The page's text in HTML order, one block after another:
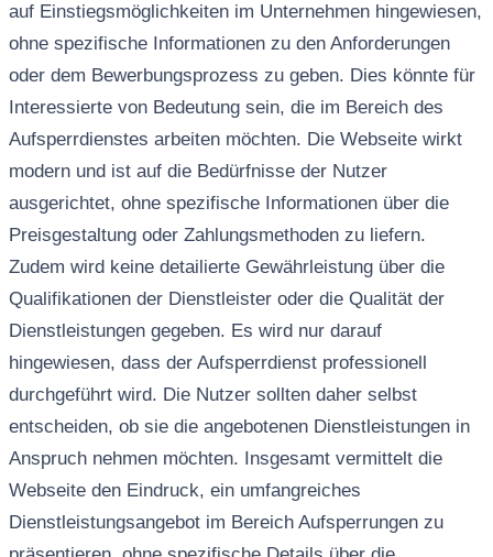
auf Einstiegsmöglichkeiten im Unternehmen hingewiesen,
ohne spezifische Informationen zu den Anforderungen
oder dem Bewerbungsprozess zu geben. Dies könnte für
Interessierte von Bedeutung sein, die im Bereich des
Aufsperrdienstes arbeiten möchten. Die Webseite wirkt
modern und ist auf die Bedürfnisse der Nutzer
ausgerichtet, ohne spezifische Informationen über die
Preisgestaltung oder Zahlungsmethoden zu liefern.
Zudem wird keine detailierte Gewährleistung über die
Qualifikationen der Dienstleister oder die Qualität der
Dienstleistungen gegeben. Es wird nur darauf
hingewiesen, dass der Aufsperrdienst professionell
durchgeführt wird. Die Nutzer sollten daher selbst
entscheiden, ob sie die angebotenen Dienstleistungen in
Anspruch nehmen möchten. Insgesamt vermittelt die
Webseite den Eindruck, ein umfangreiches
Dienstleistungsangebot im Bereich Aufsperrungen zu